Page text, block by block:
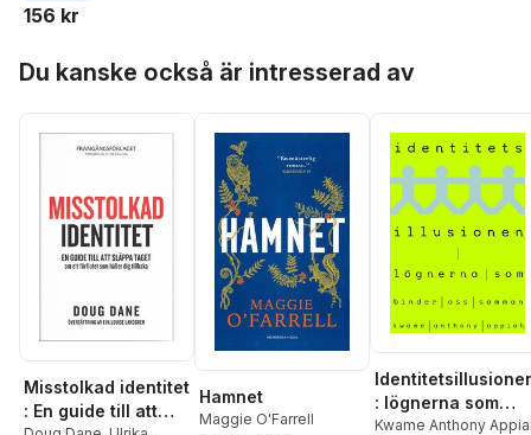
156 kr
Du kanske också är intresserad av
Misstolkad identitet
: En guide till att
Hamnet
Maggie O'Farrell
: lögnerna som
binder oss
Kwame Anthony